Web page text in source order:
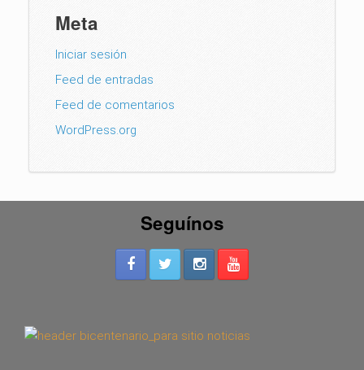
Meta
Iniciar sesión
Feed de entradas
Feed de comentarios
WordPress.org
Seguínos